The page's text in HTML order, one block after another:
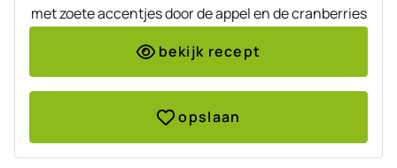
met zoete accentjes door de appel en de cranberries
bekijk recept
opslaan